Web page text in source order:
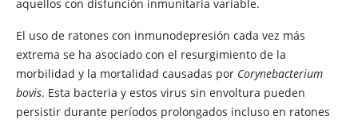
aquellos con disfunción inmunitaria variable.
El uso de ratones con inmunodepresión cada vez más
extrema se ha asociado con el resurgimiento de la
morbilidad y la mortalidad causadas por Corynebacterium
bovis. Esta bacteria y estos virus sin envoltura pueden
persistir durante períodos prolongados incluso en ratones